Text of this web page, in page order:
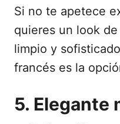
Si no te apetece
quieres un look
limpio y
francés es la
5. Elegante